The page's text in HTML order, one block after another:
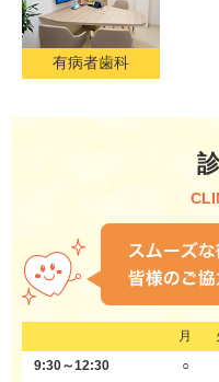
有病者歯科
月
9:30～12:30
○